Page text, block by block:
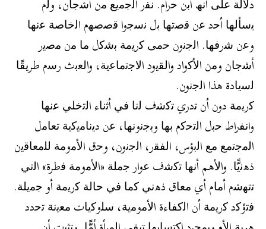
ﯾﺳﺄﻟﮭﺎ أﺣد ﻋن ﻗﺻﺗﮭﺎ ﺑل ﻧﺳﺟوا ﻗﺻﺻﮭم اﻟﺧﺎﺻﺔ ﻋﻧﮭﺎ
وﻋن ﺷرﻓﮭﺎ. اﻟﺟﻧون ﺣﻣﻰ ﻛرﯾﻣﺔ ﺑﺷﻛل ﻣﺎ ﻣن ﻣﺻﯾر
أﺷﺟﺎن وﻣن اﻷﻛواد واﻟﻘﯾود اﻻﺟﺗﻣﺎﻋﯾﺔ، واﻟﻌﺑث رﺳم طرﯾﻘًﺎ
ﻟﺳﯾﺎدة ھذا اﻟﺟﻧون.
ﻛرﯾﻣﺔ دون أن ﺗدري ﺗﻛﺷف ﻟﻧﺎ ﻓﻲ أﺛﻧﺎء اﻟﺗﺧﻠﻲ ﻋﻧﮭﺎ
واﻧﻔراط ﺣﺑل اﻟﺗﺣﻛم ﺑﮭﺎ وﺑﺟﻧوﻧﮭﺎ، ﻋن دﯾﻧﺎﻣﯾﻛﯾﺔ ﺗﻌﺎﻣل
اﻟﻣﺟﺗﻣﻊ ﻣﻊ اﻟﺑؤس، اﻟﻔﻘر، اﻟﺟﻧون، وﺣق اﻷﻣوﻣﺔ ﻟﻠﻣﻌﺎﻗﯾن
ذھﻧﯾًّﺎ. واﻷھم أﻧﮭﺎ ﺗﻛﺷف ﻋوار ﺟﻣﻠﺔ «اﻷﻣوﻣﺔ ﻓطرة» اﻟﺗﻲ
ﺗﺗﮭﺷم أﻣﺎم أي ﻣﻌﺎق ذھﻧﻲ ﻛﻣﺎ ﻓﻲ ﺣﺎﻟﺔ ﻛرﯾﻣﺔ أو ﺟﻣﯾﻠﺔ.
ﻓﺗؤﻛد ﻛرﯾﻣﺔ أن اﻟﻛﻔﺎءة اﻷﻣوﻣﯾﺔ، ﺳﻠوﻛﯾﺎت ﻣﻌﯾﻧﺔ ﺗﺣدد